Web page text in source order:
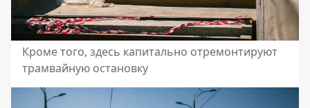
Кроме того, здесь капитально отремонтируют
трамвайную остановку